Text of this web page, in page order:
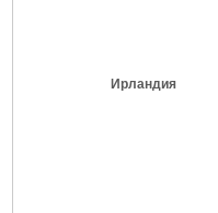
Ирландия